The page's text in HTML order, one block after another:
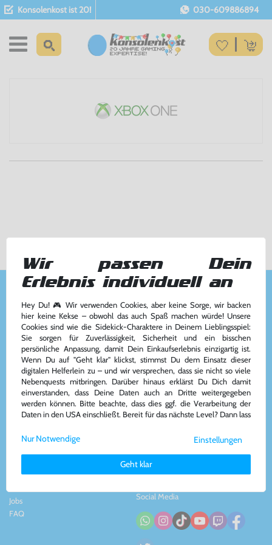
Konsolenkost ist 20! 030-609886894
Kundenservice
Kontakt&Team
AGB
Widerrufsrecht
Impressum
& Datenschutz
Zahlung und Versand
Vertrag widerrufen
Kontakt
Konsolenkost GmbH
Plauener Str. 163-165
13053 Berlin, DE
Tel: +49 30 - 609886894
Mail: info@konsolenkost.de
www.konsolenkost.de
Über das Unternehmen
Partnerprogramm
Jobs
FAQ
Social Media
Wir passen Dein
Erlebnis individuell an
Hey Du! 🎮 Wir verwenden Cookies, aber keine Sorge, wir backen
hier keine Kekse – obwohl das auch Spaß machen würde! Unsere
Cookies sind wie die Sidekick-Charaktere in Deinem Lieblingsspiel:
Sie sorgen für Zuverlässigkeit, Sicherheit und ein bisschen
persönliche Anpassung, damit Dein Einkaufserlebnis einzigartig ist.
Wenn Du auf "Geht klar" klickst, stimmst Du dem Einsatz dieser
digitalen Helferlein zu – und wir versprechen, dass sie nicht so viele
Nebenquests mitbringen. Darüber hinaus erklärst Du Dich damit
einverstanden, dass Deine Daten auch an Dritte weitergegeben
werden können. Bitte beachte, dass dies ggf. die Verarbeitung der
Daten in den USA einschließt. Bereit für das nächste Level? Dann lass
Weitere Informationen zu den von uns verwendeten Cookies und
Deinen Rechten als Nutzer findest Du in unsererDaten­schutz­
Impressum.
Einstellungen
Geht klar
Nur Notwendige